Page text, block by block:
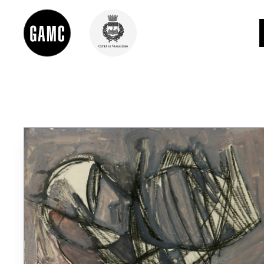
DIDATTICA
SHOP
LE COLLEZIONI
GLI AUTORI
LORENZO VIANI
MOSTRE
EVENTI
PALAZZO DELLE MUSE